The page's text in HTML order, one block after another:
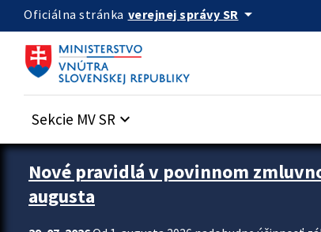
Preskocit na hlavný obsah
Oficiálna stránka verejnej správy SR arrow_drop_down
Sekcie MV SR keyboard_arrow_down
Zastavit automatický posun upútavok
Nové pravidlá v povinnom
augusta